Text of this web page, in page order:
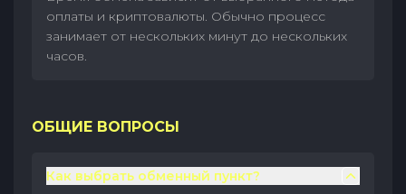
оплаты и криптовалюты. Обычно процесс
занимает от нескольких минут до нескольких
часов.
ОБЩИЕ ВОПРОСЫ
Как выбрать обменный пункт?